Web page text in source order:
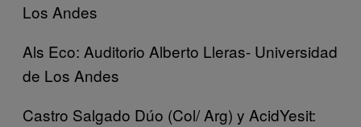
Los Andes
Als Eco: Auditorio Alberto Lleras- Universidad
de Los Andes
Castro Salgado Dúo (Col/ Arg) y AcidYesit: